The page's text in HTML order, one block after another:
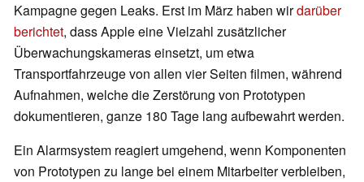
Kampagne gegen Leaks. Erst im März haben wirdarüber
berichtet, dass Apple eine Vielzahl zusätzlicher
Überwachungskameras einsetzt, um etwa
Transportfahrzeuge von allen vier Seiten filmen, während
Aufnahmen, welche die Zerstörung von Prototypen
dokumentieren, ganze 180 Tage lang aufbewahrt werden.
Ein Alarmsystem reagiert umgehend, wenn Komponenten
von Prototypen zu lange bei einem Mitarbeiter verbleiben,